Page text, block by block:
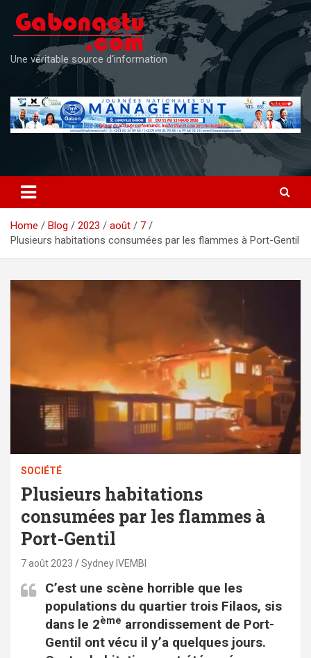
content
Une véritable source d'information
Home Blog 2023 août
7
Plusieurs habitations consumées par les flammes à Port-Gentil
SOCIÉTÉ
Plusieurs habitations
consumées par les flammes à
Port-Gentil
7 août 2023 Sydney IVEMBI
C’est une scène horrible que les
populations du quartier trois Filaos, sis
dans le 2ème arrondissement de Port-
Gentil ont vécu il y’a quelques jours.